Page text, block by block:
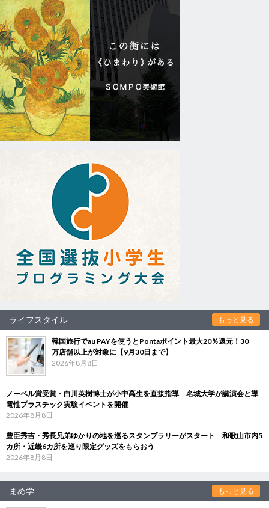
ライフスタイル もっと見る
韓国旅行でau PAYを使うとPontaポイント最大20％還元！30
万店舗以上が対象に【9月30日まで】
2026年8月8日
ノーベル賞受賞・白川英樹博士が小中高生を直接指導 名城大学が講演会と導
電性プラスチック実験イベントを開催
2026年8月8日
豊臣秀吉・秀長兄弟ゆかりの地を巡るスタンプラリーがスタート 和歌山市内5
カ所・近畿6カ所を巡り限定グッズをもらおう
2026年8月8日
まめ学 もっと見る